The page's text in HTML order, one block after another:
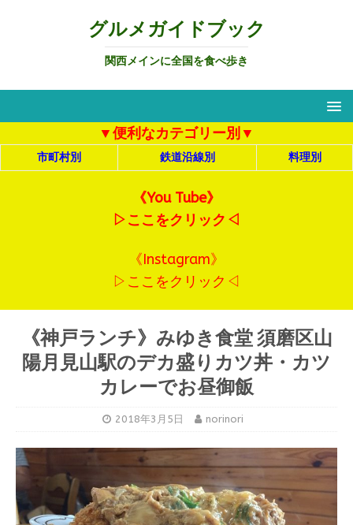
グルメガイドブック
関西メインに全国を食べ歩き
▼便利なカテゴリー別▼
市町村別 鉄道沿線別 料理別
《You Tube》
▷ここをクリック◁
《Instagram》
▷ここをクリック◁
《神戸ランチ》みゆき食堂 須磨区山
陽月見山駅のデカ盛りカツ丼・カツ
カレーでお昼御飯
2018年3月5日 norinori